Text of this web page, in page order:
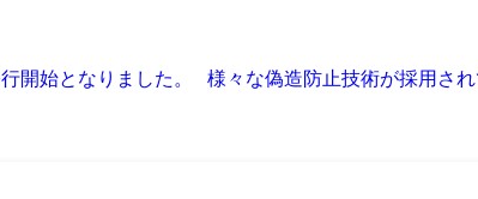
開始となりました。 様々な偽造防止技術が採用さ